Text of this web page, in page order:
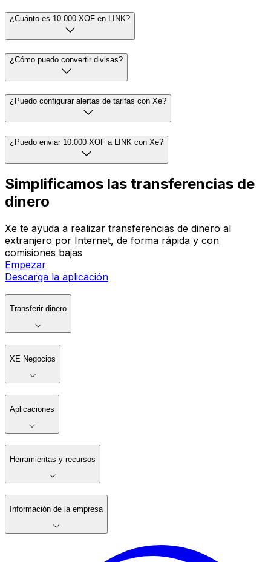
¿Cuánto es 10.000 XOF en LINK?
¿Cómo puedo convertir divisas?
¿Puedo configurar alertas de tarifas con Xe?
¿Puedo enviar 10.000 XOF a LINK con Xe?
Simplificamos las transferencias de
dinero
Xe te ayuda a realizar transferencias de dinero al
extranjero por Internet, de forma rápida y con
comisiones bajas
Empezar
Descarga la aplicación
Transferir dinero
XE Negocios
Aplicaciones
Herramientas y recursos
Información de la empresa